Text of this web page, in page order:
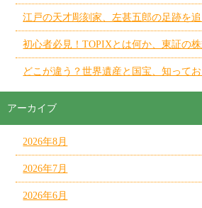
江戸の天才彫刻家、左甚五郎の足跡を追
初心者必見！TOPIXとは何か、東証の
どこが違う？世界遺産と国宝、知って
アーカイブ
2026年8月
2026年7月
2026年6月